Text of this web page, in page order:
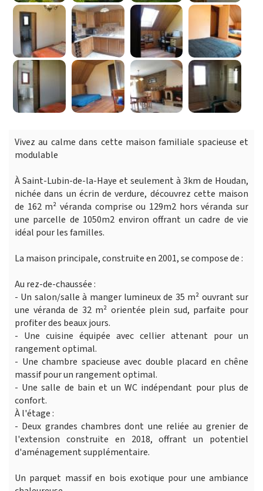
Vivez au calme dans cette maison familiale spacieuse et
modulable
À Saint-Lubin-de-la-Haye et seulement à 3km de Houdan,
nichée dans un écrin de verdure, découvrez cette maison
de 162 m² véranda comprise ou 129m2 hors véranda sur
une parcelle de 1050m2 environ offrant un cadre de vie
idéal pour les familles.
La maison principale, construite en 2001, se compose de :
Au rez-de-chaussée :
- Un salon/salle à manger lumineux de 35 m² ouvrant sur
une véranda de 32 m² orientée plein sud, parfaite pour
profiter des beaux jours.
- Une cuisine équipée avec cellier attenant pour un
rangement optimal.
- Une chambre spacieuse avec double placard en chêne
massif pour un rangement optimal.
- Une salle de bain et un WC indépendant pour plus de
confort.
À l'étage :
- Deux grandes chambres dont une reliée au grenier de
l'extension construite en 2018, offrant un potentiel
d'aménagement supplémentaire.
Un parquet massif en bois exotique pour une ambiance